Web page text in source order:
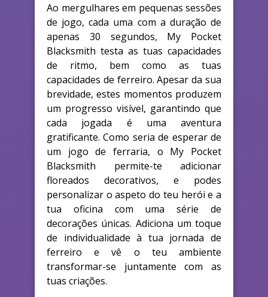
Ao mergulhares em pequenas sessões
de jogo, cada uma com a duração de
apenas 30 segundos, My Pocket
Blacksmith testa as tuas capacidades
de ritmo, bem como as tuas
capacidades de ferreiro. Apesar da sua
brevidade, estes momentos produzem
um progresso visível, garantindo que
cada jogada é uma aventura
gratificante. Como seria de esperar de
um jogo de ferraria, o My Pocket
Blacksmith permite-te adicionar
floreados decorativos, e podes
personalizar o aspeto do teu herói e a
tua oficina com uma série de
decorações únicas. Adiciona um toque
de individualidade à tua jornada de
ferreiro e vê o teu ambiente
transformar-se juntamente com as
tuas criações.